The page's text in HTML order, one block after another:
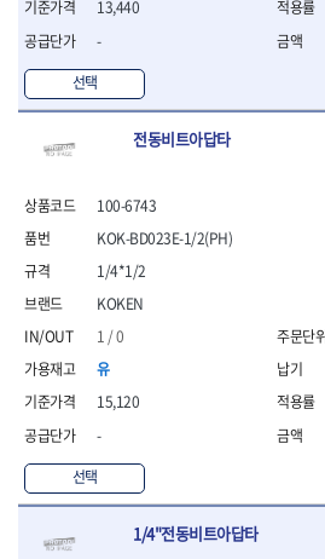
- 멀티플라이어
- 미니라쳇세트
- 라쳇 드라이버
- 라쳇스패너
- 스피드렌치
- 절연옵셋렌치
- 절연연결대
- 절연드라이버
- 절연스패너
- 절연T렌치
- 절연소켓
- 절연별소켓
- 절연라쳇핸들
- 절연렌치
- 절연토크렌치
13,440
-
선택
전동비트아답타
100-6743
KOKEN
1 / 0
유
15,120
-
선택
KOK-BD023E-1/2(PH)
1/4*1/2
1/4"전동비트아답타